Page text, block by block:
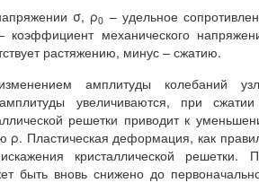
σ, ρ0 – удельное
механического
растяжению, минус – сжатию.
амплитуды колебаний
увеличиваются, при
решетки приводит к
ρ. Пластическая деформация, как
кристаллической решетки.
быть вновь снижено до